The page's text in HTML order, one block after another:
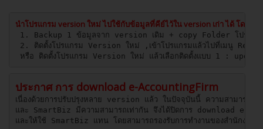
นำโปรแกรม version ใหม่ ไปใช้กับข้อมูลที่คีย์ไว้ใน version เก่า ได้ โดยทำ
1. Backup 1 ข้อมูลจาก version เดิม + copy Folder โปรแกร
2. ติดตั้งโปรแกรม Version ใหม่ ,เข้าโปรแกรมแล้วไปที่เมนู
หรือ ติดตั้งโปรแกรม Version ใหม่ แล้วเลือกติดตั้งแบบ 1 : update
ประกาศ การ download e-AccountingFirm
เนื่องด้วยการปรับปรุงหลาย version แล้ว ในปัจจุบันนี้ ความสามาร
และ SmartBiz มีความสามารถเท่ากัน จึงได้ปิดการ download e-
และให้ใช้ SmartBiz แทน โดยสามารถรองรับการทำงานของสำนักงาน